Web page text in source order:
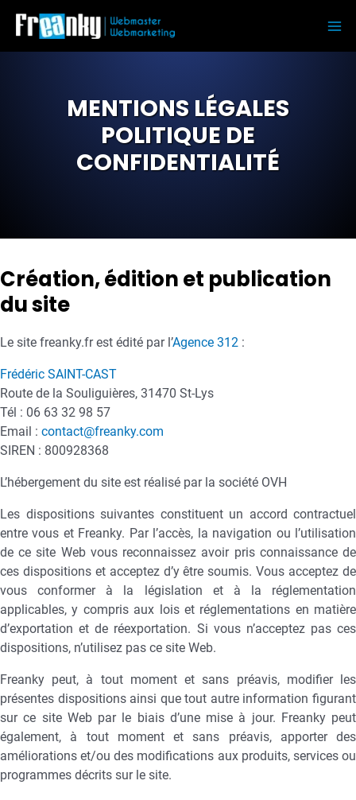
MENTIONS LÉGALES
POLITIQUE DE
CONFIDENTIALITÉ
Création, édition et publication
du site
Le site freanky.fr est édité par l’Agence 312 :
Frédéric SAINT-CAST
Route de la Souliguières, 31470 St-Lys
Tél : 06 63 32 98 57
Email : contact@freanky.com
SIREN : 800928368
L’hébergement du site est réalisé par la société OVH
Les dispositions suivantes constituent un accord contractuel
entre vous et Freanky. Par l’accès, la navigation ou l’utilisation
de ce site Web vous reconnaissez avoir pris connaissance de
ces dispositions et acceptez d’y être soumis. Vous acceptez de
vous conformer à la législation et à la réglementation
applicables, y compris aux lois et réglementations en matière
d’exportation et de réexportation. Si vous n’acceptez pas ces
dispositions, n’utilisez pas ce site Web.
Freanky peut, à tout moment et sans préavis, modifier les
présentes dispositions ainsi que tout autre information figurant
sur ce site Web par le biais d’une mise à jour. Freanky peut
également, à tout moment et sans préavis, apporter des
améliorations et/ou des modifications aux produits, services ou
programmes décrits sur le site.